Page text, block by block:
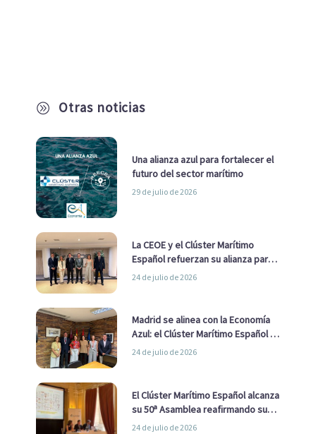
A Otras noticias
Una alianza azul para fortalecer el
futuro del sector marítimo
29 de julio de 2026
La CEOE y el Clúster Marítimo
Español refuerzan su alianza para
impulsar una estrategia Nacional
24 de julio de 2026
Madrid se alinea con la Economía
Azul: el Clúster Marítimo Español y
la Real Liga Naval avanzan alianzas
24 de julio de 2026
El Clúster Marítimo Español alcanza
su 50ª Asamblea reafirmando su
liderazgo en la Economía Azul
24 de julio de 2026